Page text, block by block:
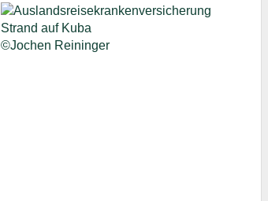
Strand auf Kuba
©Jochen Reininger